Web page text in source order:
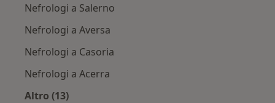
Nefrologi a Salerno
Nefrologi a Aversa
Nefrologi a Casoria
Nefrologi a Acerra
Altro (13)